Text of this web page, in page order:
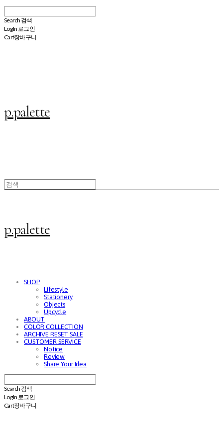
Search 검색
Log In 로그인
Cart장바구니
p.palette
p.palette
SHOP
Lifestyle
Stationery
Objects
Upcycle
ABOUT
COLOR COLLECTION
ARCHIVE RESET SALE
CUSTOMER SERVICE
Notice
Review
Share Your Idea
Search 검색
Log In 로그인
Cart장바구니